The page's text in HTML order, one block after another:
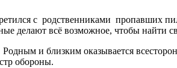
с родственниками пропавших
делают всё возможное, чтобы найти
и близким оказывается
обороны.